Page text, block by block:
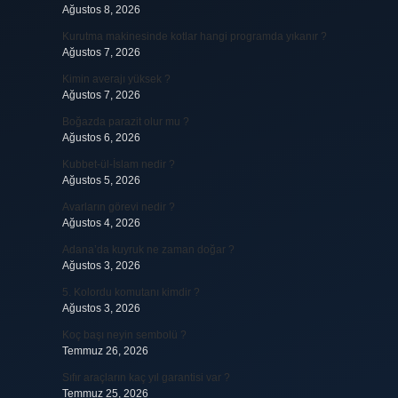
Ağustos 8, 2026
Kurutma makinesinde kotlar hangi programda yıkanır ?
Ağustos 7, 2026
Kimin averajı yüksek ?
Ağustos 7, 2026
Boğazda parazit olur mu ?
Ağustos 6, 2026
Kubbet-ül-İslam nedir ?
Ağustos 5, 2026
Avarların görevi nedir ?
Ağustos 4, 2026
Adana’da kuyruk ne zaman doğar ?
Ağustos 3, 2026
5. Kolordu komutanı kimdir ?
Ağustos 3, 2026
Koç başı neyin sembolü ?
Temmuz 26, 2026
Sıfır araçların kaç yıl garantisi var ?
Temmuz 25, 2026